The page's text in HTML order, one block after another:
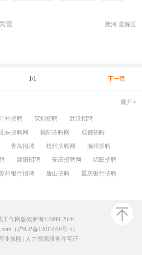
营 黑河·爱辉区
1/1 下一页
展开
广州招聘 深圳招聘
武汉招聘
头招聘网 揭阳招聘网
成都招聘
青岛招聘 杭州招聘网
滁州招聘
襄阳招聘 安庆招聘网
绵阳招聘
州银行招聘 唐山招聘
重庆银行招聘
工作网版权所有©1999-2026
（沪ICP备12015550号-5）
业执照
人力资源服务许可证